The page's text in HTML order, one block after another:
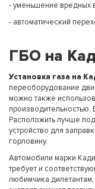
- уменьшение вредных
- автоматический
ГБО на
Установка газа на
переоборудование
можно также
производительностью.
Расположить лучше
устройство для
горловину.
Автомобили марки
требует и
любимчика